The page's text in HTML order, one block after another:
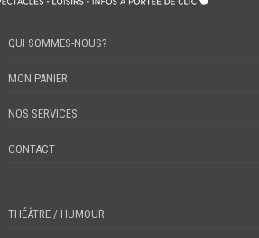
QUI SOMMES-NOUS?
MON PANIER
NOS SERVICES
CONTACT
THÉÂTRE / HUMOUR